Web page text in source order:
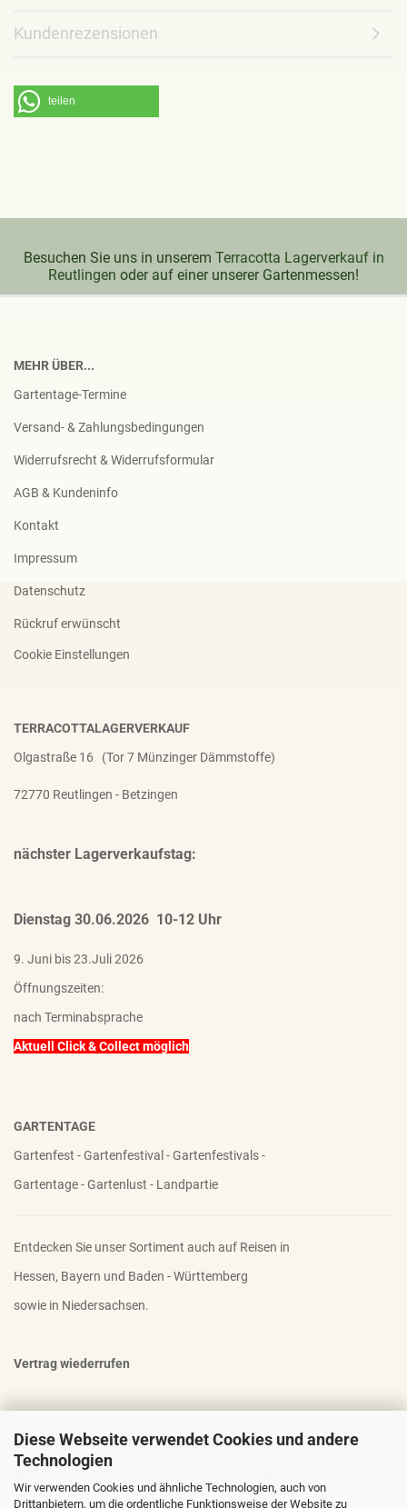
Diese Webseite verwendet Cookies und andere
Technologien
Wir verwenden Cookies und ähnliche Technologien, auch von
Drittanbietern, um die ordentliche Funktionsweise der Website zu
Kundenrezensionen
teilen
Besuchen Sie uns in unserem Terracotta Lagerverkauf in
Reutlingen oder auf einer unserer Gartenmessen!
MEHR ÜBER...
Gartentage-Termine
Versand- & Zahlungsbedingungen
Widerrufsrecht & Widerrufsformular
AGB & Kundeninfo
Kontakt
Impressum
Datenschutz
Rückruf erwünscht
Cookie Einstellungen
TERRACOTTALAGERVERKAUF
Olgastraße 16 (Tor 7 Münzinger Dämmstoffe)
72770 Reutlingen - Betzingen
nächster Lagerverkaufstag:
Dienstag 30.06.2026 10-12 Uhr
9. Juni bis 23.Juli 2026
Öffnungszeiten:
nach Terminabsprache
Aktuell Click & Collect möglich
GARTENTAGE
Gartenfest - Gartenfestival - Gartenfestivals -
Gartentage - Gartenlust - Landpartie
Entdecken Sie unser Sortiment auch auf Reisen in
Hessen, Bayern und Baden - Württemberg
sowie in Niedersachsen.
Vertrag wiederrufen
OTTO - DER FAMOSE STAUDENHALTER
geniale Idee - stabiler Stand - einfacher Transport